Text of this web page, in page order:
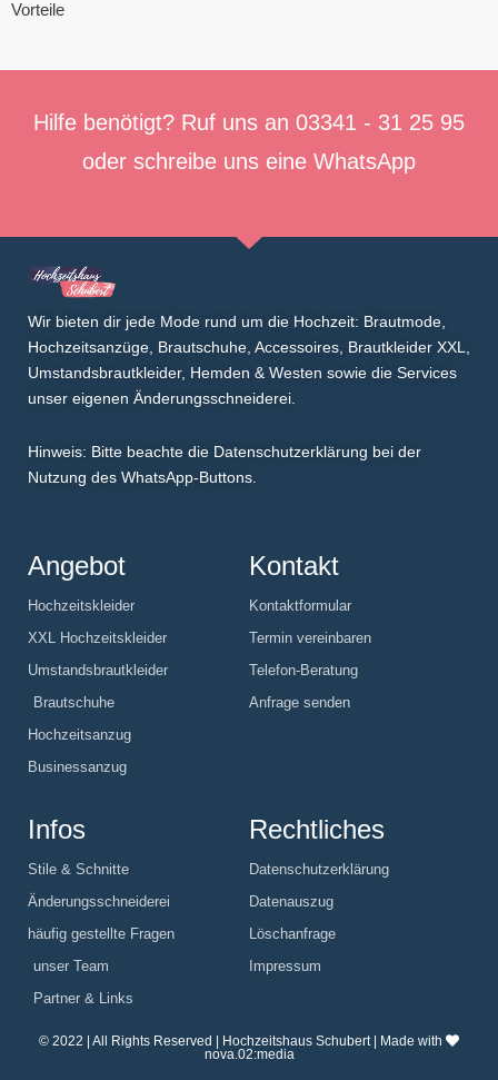
Vorteile
Hilfe benötigt? Ruf uns an 03341 - 31 25 95
oder schreibe uns eine WhatsApp
Wir bieten dir jede Mode rund um die Hochzeit: Brautmode,
Hochzeitsanzüge Brautschuhe Accessoires Brautkleider XXL
Umstandsbrautkleider, Hemden & Westen sowie die Services
unser eigenen Änderungsschneiderei
Hinweis: Bitte beachte die Datenschutzerklärung bei der
Nutzung des WhatsApp-Buttons.
Angebot
Hochzeitskleider
XXL Hochzeitskleider
Umstandsbrautkleider
Brautschuhe
Hochzeitsanzug
Businessanzug
Kontakt
Kontaktformular
Termin vereinbaren
Telefon-Beratung
Anfrage senden
Infos
Stile & Schnitte
Änderungsschneiderei
häufig gestellte Fragen
unser Team
Partner & Links
Rechtliches
Datenschutzerklärung
Datenauszug
Löschanfrage
Impressum
© 2022 | All Rights Reserved | Hochzeitshaus Schubert | Made with
nova.02:media